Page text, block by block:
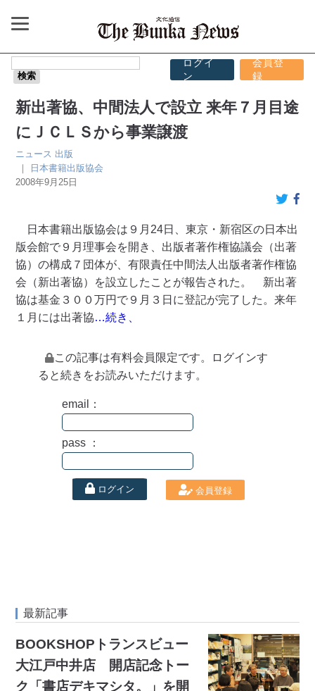
ログイ
ン
会員登
録
新出著協、中間法人で設立 来年７月目途
にＪＣＬＳから事業譲渡
ニュース 出版
｜
日本書籍出版協会
2008年9月25日
日本書籍出版協会は９月24日、東京・新宿区の日本出
版会館で９月理事会を開き、出版者著作権協議会（出著
協）の構成７団体が、有限責任中間法人出版者著作権協
会（新出著協）を設立したことが報告された。 新出著
協は基金３００万円で９月３日に登記が完了した。来年
１月には出著協…続き、
この記事は有料会員限定です。ログインす
ると続きをお読みいただけます。
email：
pass ：
ログイン 会員登録
最新記事
BOOKSHOPトランスビュー
大江戸中井店 開店記念トー
ク「書店デキマシタ。」を開